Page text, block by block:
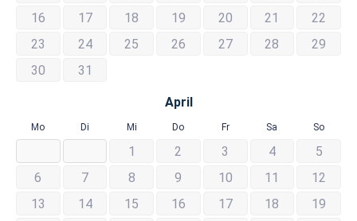
16
17 18 19 20 21
22
23
24 25 26 27 28
29
30
31
April
Mo Di Mi Do Fr Sa So
1 2 3 4
5
6
7 8 9 10 11
12
13
14 15 16 17 18
19